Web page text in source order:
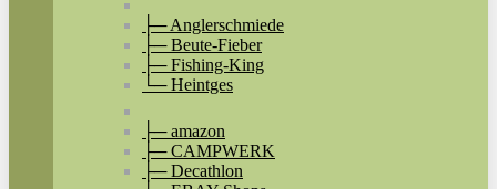
├─ Anglerschmiede
├─ Beute-Fieber
├─ Fishing-King
└─ Heintges
├─ amazon
├─ CAMPWERK
├─ Decathlon